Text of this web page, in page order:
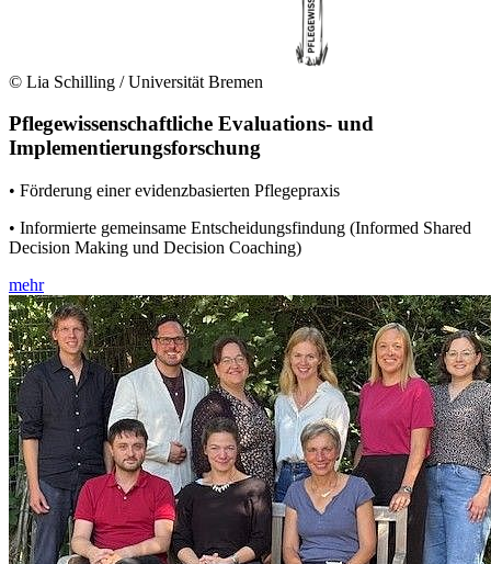
© Lia Schilling / Universität Bremen
Pflegewissenschaftliche Evaluations- und
Implementierungsforschung
• Förderung einer evidenzbasierten Pflegepraxis
• Informierte gemeinsame Entscheidungsfindung (Informed Shared
Decision Making und Decision Coaching)
mehr